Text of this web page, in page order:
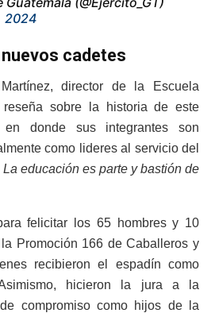
2024
cadetes
director de la Escuela
sobre la historia de este
donde sus integrantes son
como lideres al servicio del
La educación es parte y bastión de
felicitar los 65 hombres y 10
Promoción 166 de Caballeros y
recibieron el espadín como
hicieron la jura a la
compromiso como hijos de la